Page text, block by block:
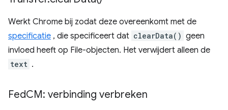
Werkt Chrome bij zodat deze overeenkomt met de
specificatie , die specificeert dat clearData() geen
invloed heeft op File-objecten. Het verwijdert alleen de
text .
FedCM: verbinding verbreken